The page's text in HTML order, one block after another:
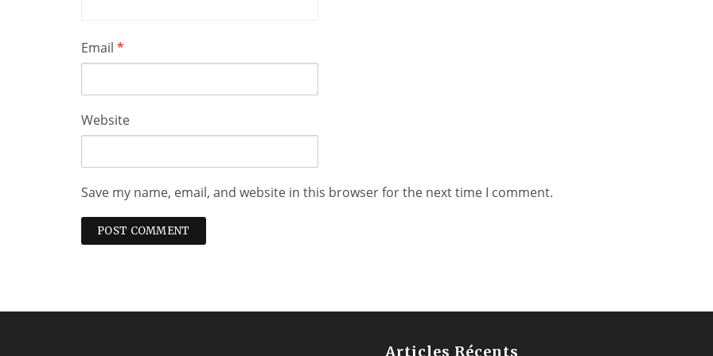
Email *
Website
Save my name, email, and website in this browser for the next time I comment.
Articles Récents